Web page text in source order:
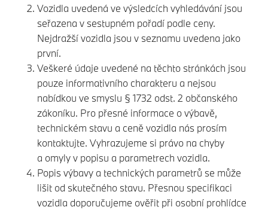
Vozidla uvedená ve výsledcích vyhledávání jsou
seřazena v sestupném pořadí podle ceny.
Nejdražší vozidla jsou v seznamu uvedena jako
první.
Veškeré údaje uvedené na těchto stránkách jsou
pouze informativního charakteru a nejsou
nabídkou ve smyslu § 1732 odst. 2 občanského
zákoníku. Pro přesné informace o výbavě,
technickém stavu a ceně vozidla nás prosím
kontaktujte. Vyhrazujeme si právo na chyby
a omyly v popisu a parametrech vozidla.
Popis výbavy a technických parametrů se může
lišit od skutečného stavu. Přesnou specifikaci
vozidla doporučujeme ověřit při osobní prohlídce